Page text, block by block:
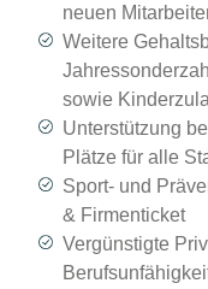
neuen
Weitere
sowie
Unterstützung
Plätze für alle
Sport- und
& Firmenticket
Vergünstigte